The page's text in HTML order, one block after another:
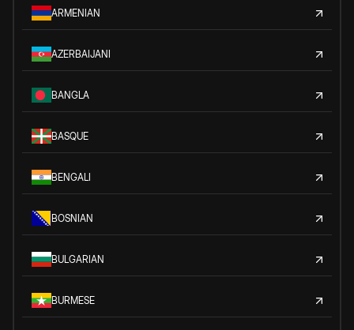
ARMENIAN
AZERBAIJANI
BANGLA
BASQUE
BENGALI
BOSNIAN
BULGARIAN
BURMESE